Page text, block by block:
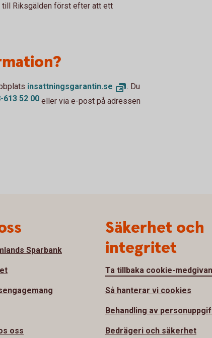
till Riksgälden först efter att ett
insattningsgarantin.se
. Du
613 52 00 eller via e-post på adressen
Sparbank
oss
Säkerhet och
integritet
Ta tillbaka cookie-
Så hanterar vi cookies
Behandling av
Bedrägeri och säkerhet